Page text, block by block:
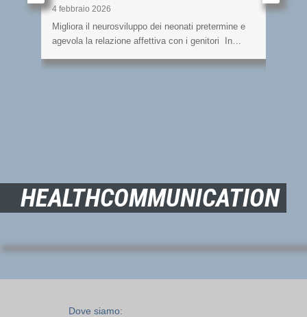
4 febbraio 2026
Migliora il neurosviluppo dei neonati pretermine e
agevola la relazione affettiva con i genitori In…
HEALTHCOMMUNICATION
Dove siamo: